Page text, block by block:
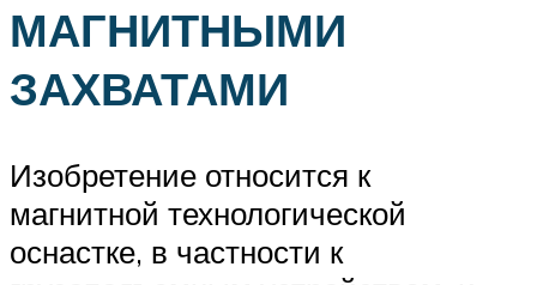
МАГНИТНЫМИ
ЗАХВАТАМИ
Изобретение относится к
магнитной технологической
оснастке, в частности к